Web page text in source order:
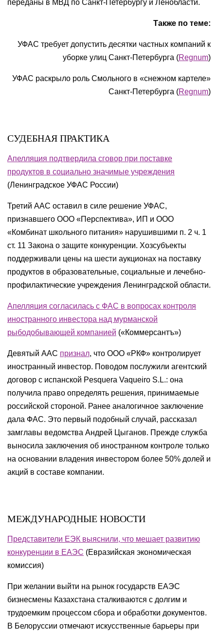
переданы в МВД по Санкт-Петербургу и Ленобласти.
Также по теме:
УФАС требует допустить десятки частных компаний к
уборке улиц Санкт-Петербурга (Regnum)
УФАС раскрыло роль Смольного в «снежном картеле»
Санкт-Петербурга (Regnum)
СУДЕБНАЯ ПРАКТИКА
Апелляция подтвердила сговор при поставке
продуктов в социально значимые учреждения
(Ленинградское УФАС России)
Третий ААС оставил в силе решение УФАС,
признавшего ООО «Перспектива», ИП и ООО
«Комбинат школьного питания» нарушившими п. 2 ч. 1
ст. 11 Закона о защите конкуренции. Хозсубъекты
поддерживали цены на шести аукционах на поставку
продуктов в образовательные, социальные и лечебно-
профилактические учреждения Ленинградской области.
Апелляция согласилась с ФАС в вопросах контроля
иностранного инвестора над мурманской
рыбодобывающей компанией («Коммерсантъ»)
Девятый ААС признал, что ООО «РКФ» контролирует
иностранный инвестор. Поводом послужили агентский
договор с испанской Pesquera Vaqueiro S.L.: она
получила право определять решения, принимаемые
российской стороной. Ранее аналогичное заключение
дала ФАС. Это первый подобный случай, рассказал
замглавы ведомства Андрей Цыганов. Прежде служба
выносила заключения об иностранном контроле только
на основании владения инвестором более 50% долей и
акций в составе компании.
МЕЖДУНАРОДНЫЕ НОВОСТИ
Представители ЕЭК выяснили, что мешает развитию
конкуренции в ЕАЭС (Евразийская экономическая
комиссия)
При желании выйти на рынок государств ЕАЭС
бизнесмены Казахстана сталкиваются с долгим и
трудоемким процессом сбора и обработки документов.
В Белоруссии отмечают искусственные барьеры при